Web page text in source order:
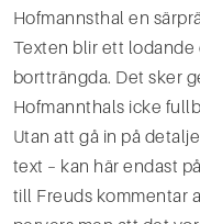
Hofmannsthal en
Texten blir ett lodande
bortträngda. Det sker
Hofmannthals icke
Utan att gå in på
text – kan här endast
till Freuds kommentar